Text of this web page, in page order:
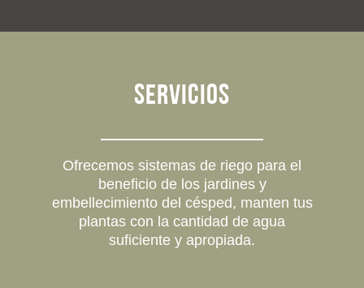
Servicios
Ofrecemos sistemas de riego para el
beneficio de los jardines y
embellecimiento del césped, manten tus
plantas con la cantidad de agua
suficiente y apropiada.